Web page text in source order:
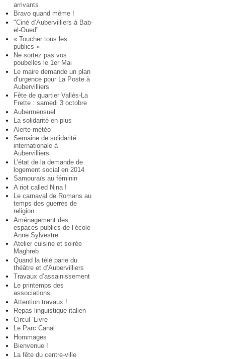
arrivants
Bravo quand même !
"Ciné d’Aubervilliers à Bab-
el-Oued"
« Toucher tous les
publics »
Ne sortez pas vos
poubelles le 1er Mai
Le maire demande un plan
d’urgence pour La Poste à
Aubervilliers
Fête de quartier Vallès-La
Frette : samedi 3 octobre
Aubermensuel
La solidarité en plus
Alerte météo
Semaine de solidarité
internationale à
Aubervilliers
L’état de la demande de
logement social en 2014
Samouraïs au féminin
A riot called Nina !
Le carnaval de Romans au
temps des guerres de
religion
Aménagement des
espaces publics de l’école
Anne Sylvestre
Atelier cuisine et soirée
Maghreb
Quand la télé parle du
théâtre et d’Aubervilliers
Travaux d’assainissement
Le printemps des
associations
Attention travaux !
Repas linguistique italien
Circul ’Livre
Le Parc Canal
Hommages
Bienvenue !
La fête du centre-ville